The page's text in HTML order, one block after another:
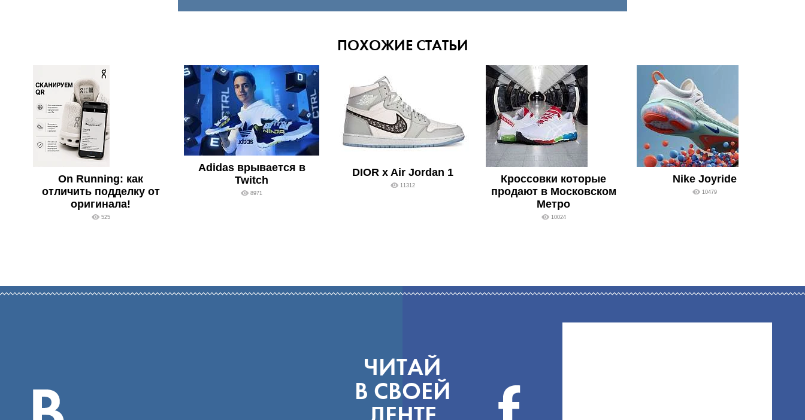
ПОХОЖИЕ СТАТЬИ
On Running: как
отличить подделку от
оригинала!
525
Adidas врывается в
Twitch
8971
DIOR x Air Jordan 1
11312
Кроссовки которые
продают в Московском
Метро
10024
Nike Joyride
10479
ЧИТАЙ
В СВОЕЙ